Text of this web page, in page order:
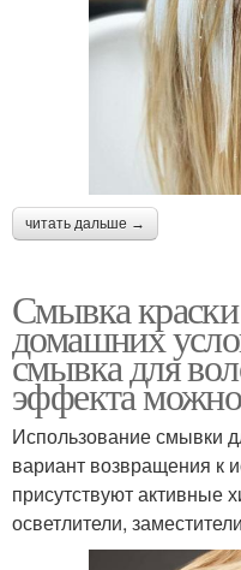
читать дальше →
Смывка
домашних
смывка для
эффекта
Использование смывки
вариант возвращения к
присутствуют активные
осветлители,